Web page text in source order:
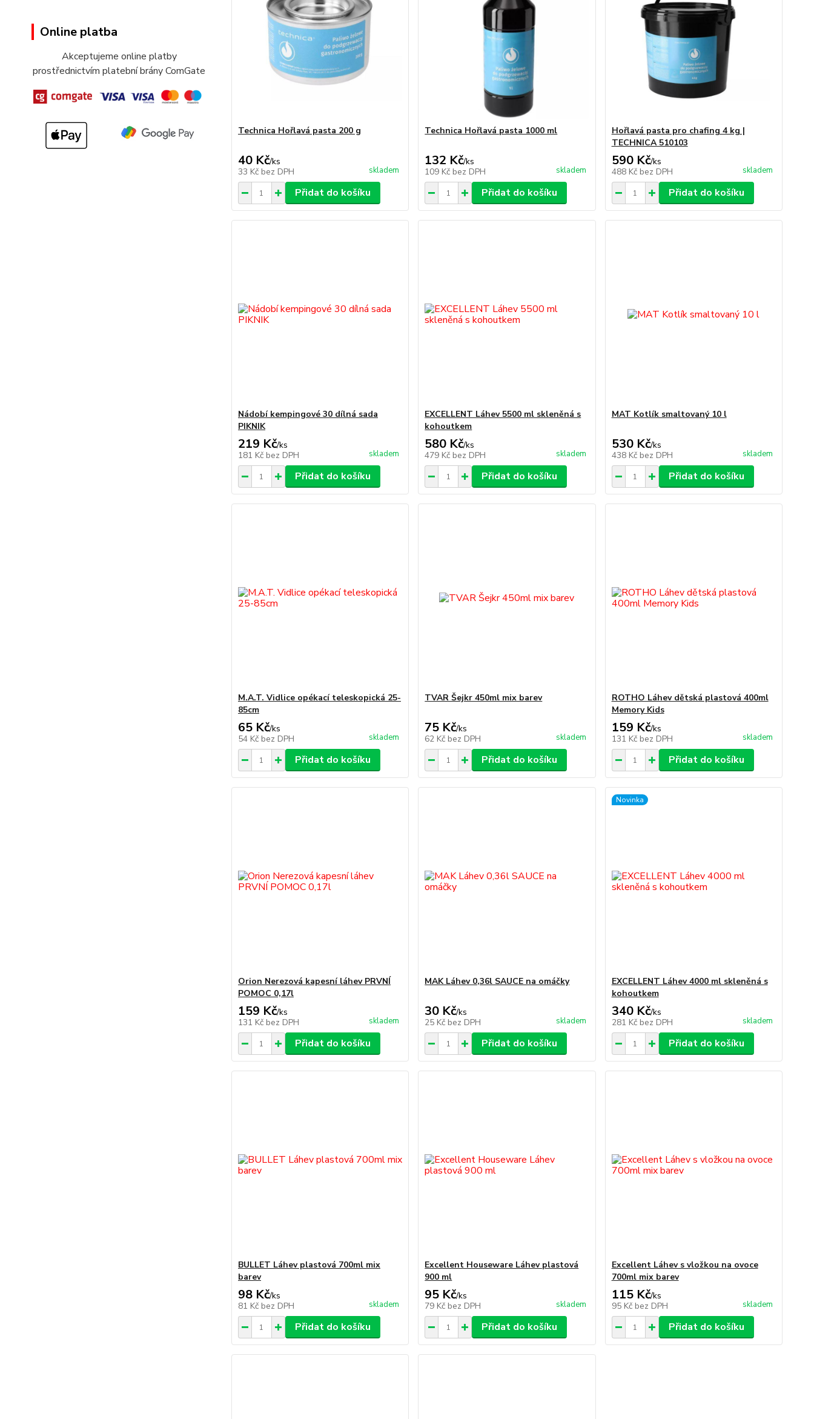
Online platba
Akceptujeme online platby
prostřednictvím platební brány ComGate
Technica Hořlavá pasta 200 g
40 Kč/ks
33 Kč bez DPH skladem
Přidat do košíku
Technica Hořlavá pasta 1000 ml
132 Kč/ks
109 Kč bez DPH skladem
Přidat do košíku
Hořlavá pasta pro chafing 4 kg |
TECHNICA 510103
590 Kč/ks
488 Kč bez DPH skladem
Přidat do košíku
Nádobí kempingové 30 dílná sada
PIKNIK
219 Kč/ks
181 Kč bez DPH skladem
Přidat do košíku
EXCELLENT Láhev 5500 ml skleněná s
kohoutkem
580 Kč/ks
479 Kč bez DPH skladem
Přidat do košíku
MAT Kotlík smaltovaný 10 l
530 Kč/ks
438 Kč bez DPH skladem
Přidat do košíku
M.A.T. Vidlice opékací teleskopická 25-
85cm
65 Kč/ks
54 Kč bez DPH skladem
Přidat do košíku
TVAR Šejkr 450ml mix barev
75 Kč/ks
62 Kč bez DPH skladem
Přidat do košíku
ROTHO Láhev dětská plastová 400ml
Memory Kids
159 Kč/ks
131 Kč bez DPH skladem
Přidat do košíku
Orion Nerezová kapesní láhev PRVNÍ
POMOC 0,17l
159 Kč/ks
131 Kč bez DPH skladem
Přidat do košíku
MAK Láhev 0,36l SAUCE na omáčky
30 Kč/ks
25 Kč bez DPH skladem
Přidat do košíku
Novinka
EXCELLENT Láhev 4000 ml skleněná s
kohoutkem
340 Kč/ks
281 Kč bez DPH skladem
Přidat do košíku
BULLET Láhev plastová 700ml mix
barev
98 Kč/ks
81 Kč bez DPH skladem
Přidat do košíku
Excellent Houseware Láhev plastová
900 ml
95 Kč/ks
79 Kč bez DPH skladem
Přidat do košíku
Excellent Láhev s vložkou na ovoce
700ml mix barev
115 Kč/ks
95 Kč bez DPH skladem
Přidat do košíku